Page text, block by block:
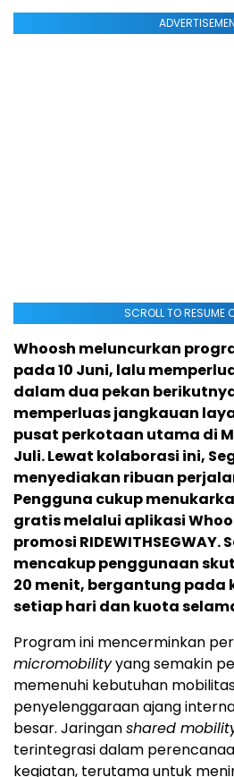
SCROLL TO RESUME
Whoosh meluncurkan
pada 10 Juni, lalu
dalam dua pekan
memperluas jangkauan
pusat perkotaan utama di
Juli. Lewat kolaborasi ini,
menyediakan ribuan
Pengguna cukup
gratis melalui aplikasi
promosi
mencakup penggunaan
20 menit, bergantung pada
setiap hari dan kuota
Program ini mencerminkan
micromobilityyang semakin
memenuhi kebutuhan
penyelenggaraan ajang
besar. Jaringanshared
terintegrasi dalam
kegiatan, terutama untuk